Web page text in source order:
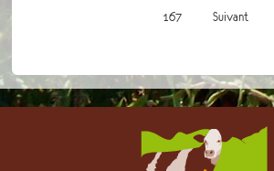
167 Suivant